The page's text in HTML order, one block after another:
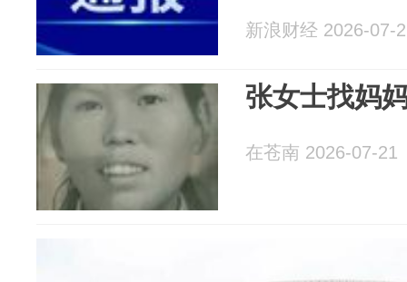
新浪财经 2026-07-
张女士找妈
在苍南 2026-07-21